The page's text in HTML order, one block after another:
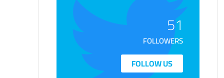
51
FOLLOWERS
FOLLOW US